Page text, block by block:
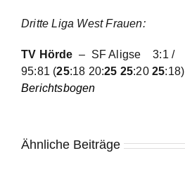
Dritte Liga West Frauen:
TV Hörde – SF Aligse3:1 /
95:81 (25:18 20:25 25:2025:18)
Berichtsbogen
Ähnliche Beiträge